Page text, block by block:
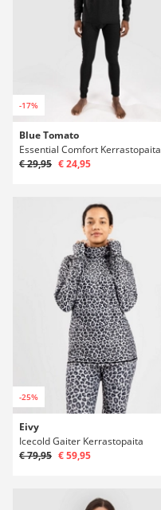
-17%
Blue Tomato
Essential Comfort Kerrastopaita
€ 29,95 € 24,95
-25%
Eivy
Icecold Gaiter Kerrastopaita
€ 79,95 € 59,95